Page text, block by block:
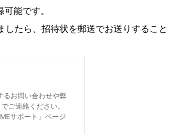
可能です。
たら、招待状を郵送でお送りすること